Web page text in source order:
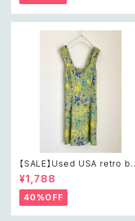
オレンジ Tシャツ XXL
【SALE】Used USA retro
anical flower salopette sh
ort pants レトロ アメリカ ユー
ズド 古着 ライトグリーン ボタニ
カル フラワー サロペット ショー
トパンツ
¥1,788
40%OFF